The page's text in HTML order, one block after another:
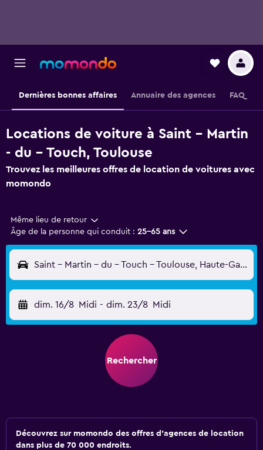
Dernières bonnes affaires Annuaire des agences FAQ
Locations de voiture à Saint - Martin
- du - Touch, Toulouse
Trouvez les meilleures offres de location de voitures avec
momondo
Même lieu de retour
Âge de la personne qui conduit : 25-65 ans
Saint - Martin - du - Touch - Toulouse, Haute-Garonne, France
dim. 16/8 Midi - dim. 23/8 Midi
Rechercher
Découvrez sur momondo des offres d'agences de location
dans plus de 70 000 endroits.